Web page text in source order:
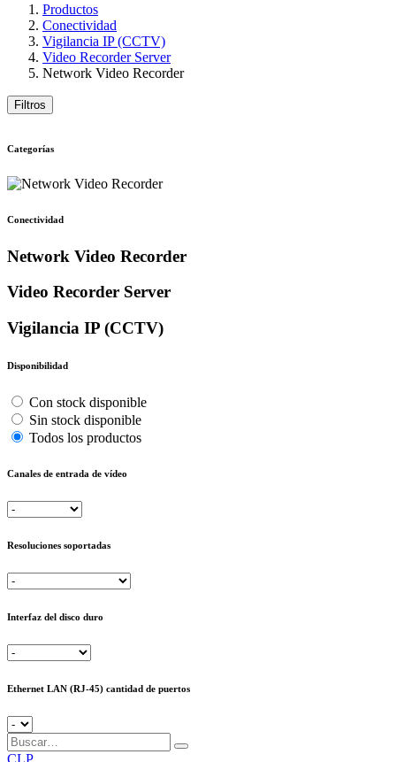
Productos
Conectividad
Vigilancia IP (CCTV)
Video Recorder Server
Network Video Recorder
Filtros
Categorías
Conectividad
Network Video Recorder
Video Recorder Server
Vigilancia IP (CCTV)
Disponibilidad
Con stock disponible
Sin stock disponible
Todos los productos
Canales de entrada de vídeo
Resoluciones soportadas
Interfaz del disco duro
Ethernet LAN (RJ-45) cantidad de puertos
CLP